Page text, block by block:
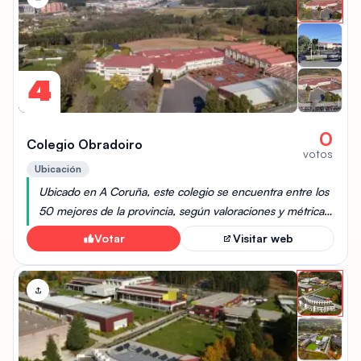
4
Colegio Obradoiro 0
votos
Ubicación
Ubicado en A Coruña, este colegio se encuentra entre los
50 mejores de la provincia, según valoraciones y métricas
de Micole, destacando por su calidad educativa.
Votar Visitar web